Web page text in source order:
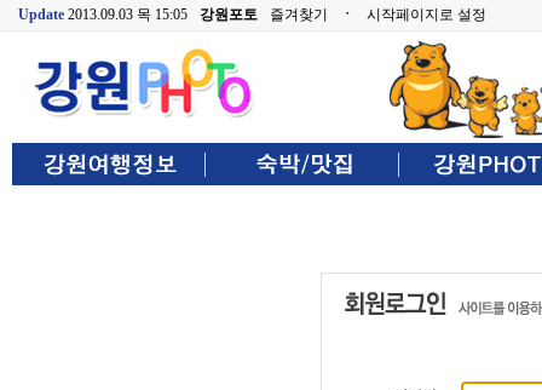
Update 2013.09.03 목 15:05 강원포토 즐겨찾기 ㆍ 시작페이지로 설정